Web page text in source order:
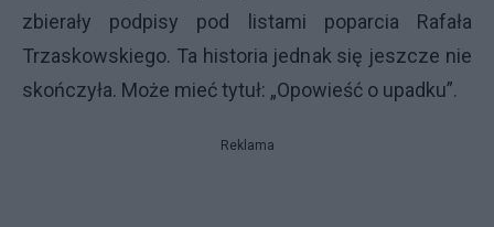
zbierały podpisy pod listami poparcia Rafała
Trzaskowskiego. Ta historia jednak się jeszcze nie
skończyła. Może mieć tytuł: „Opowieść o upadku”.
Reklama